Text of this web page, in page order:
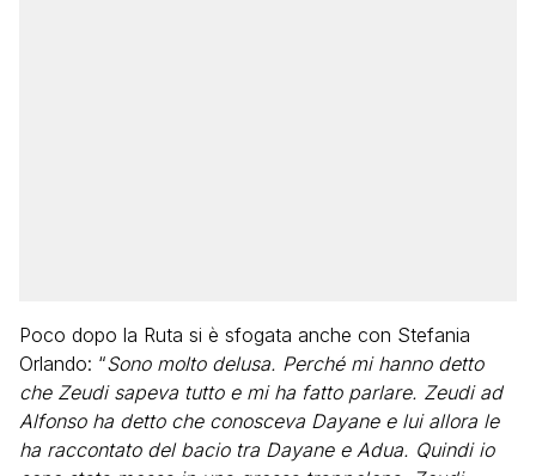
Poco dopo la Ruta si è sfogata anche con Stefania
Orlando: “Sono molto delusa. Perché mi hanno detto
che Zeudi sapeva tutto e mi ha fatto parlare. Zeudi ad
Alfonso ha detto che conosceva Dayane e lui allora le
ha raccontato del bacio tra Dayane e Adua. Quindi io